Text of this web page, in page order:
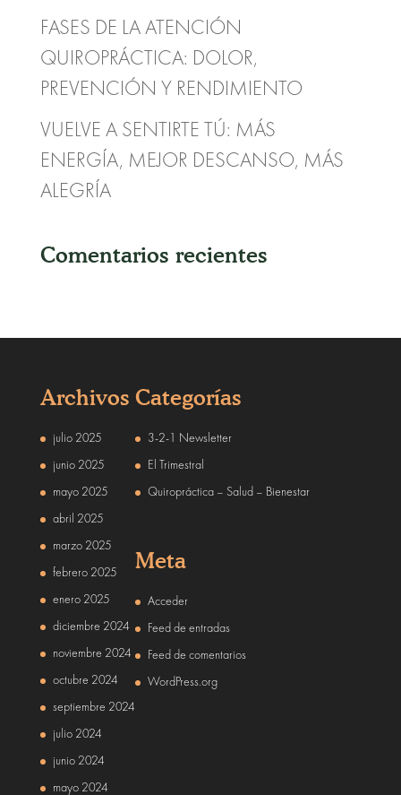
FASES DE LA ATENCIÓN
QUIROPRÁCTICA: DOLOR,
PREVENCIÓN Y RENDIMIENTO
VUELVE A SENTIRTE TÚ: MÁS
ENERGÍA, MEJOR DESCANSO, MÁS
ALEGRÍA
Comentarios recientes
Archivos
julio 2025
junio 2025
mayo 2025
abril 2025
marzo 2025
febrero 2025
enero 2025
diciembre 2024
noviembre 2024
octubre 2024
septiembre 2024
julio 2024
junio 2024
mayo 2024
Categorías
3-2-1 Newsletter
El Trimestral
Quiropráctica – Salud – Bienestar
Meta
Acceder
Feed de entradas
Feed de comentarios
WordPress.org